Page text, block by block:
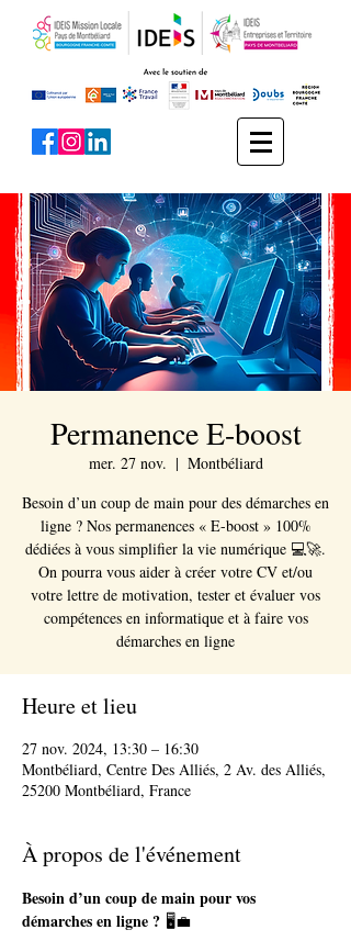
Permanence E-boost
mer. 27 nov.
  |
Montbéliard
Besoin d’un coup de main pour des démarches en
ligne ? Nos permanences « E-boost » 100%
dédiées à vous simplifier la vie numérique 💻🚀.
On pourra vous aider à créer votre CV et/ou
votre lettre de motivation, tester et évaluer vos
compétences en informatique et à faire vos
démarches en ligne
Heure et lieu
27 nov. 2024, 13:30 – 16:30
Montbéliard, Centre Des Alliés, 2 Av. des Alliés,
25200 Montbéliard, France
À propos de l'événement
Besoin d’un coup de main pour vos
démarches en ligne ? 🖥️💼